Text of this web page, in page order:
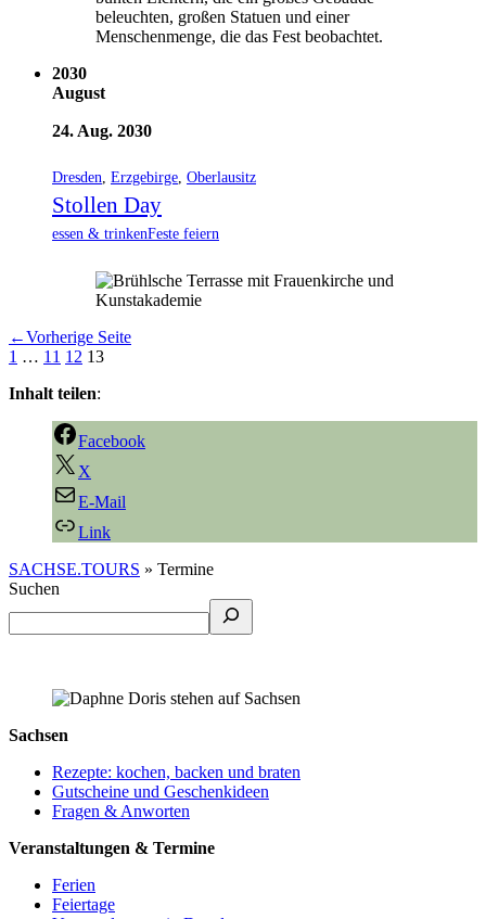
2030
August
24. Aug. 2030
Dresden, Erzgebirge, Oberlausitz
Stollen Day
essen & trinkenFeste feiern
←Vorherige Seite
1 … 11 12 13
Inhalt teilen:
Facebook
X
E-Mail
Link
SACHSE.TOURS » Termine
Suchen
Sachsen
Rezepte: kochen, backen und braten
Gutscheine und Geschenkideen
Fragen & Anworten
Veranstaltungen & Termine
Ferien
Feiertage